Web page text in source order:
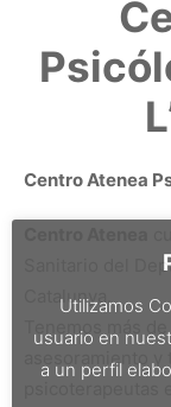
Centro Atenea
Sanitario del
Catalunya.
Tenemos más
asesoramiento
psicoterapeutas
Utilizamos
usuario en
a un perfil